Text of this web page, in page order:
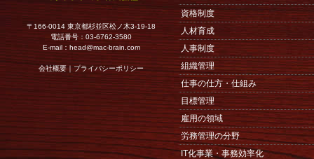
〒166-0014 東京都杉並区松ノ木3-19-18
電話番号：03-6762-3580
E-mail： head@mac-brain.com
会社概要｜プライバシーポリシー
資格制度
人材育成
人事制度
組織管理
仕事の仕方・仕組み
目標管理
雇用の領域
労務管理の分野
IT化事業・事務効率化